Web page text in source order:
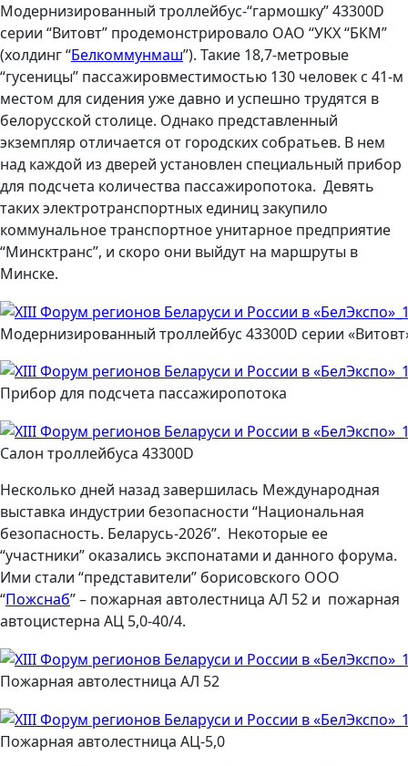
Модернизированный троллейбус-“гармошку” 43300D
серии “Витовт” продемонстрировало ОАО “УКХ “БКМ”
(холдинг “Белкоммунмаш”). Такие 18,7-метровые
“гусеницы” пассажировместимостью 130 человек с 41-м
местом для сидения уже давно и успешно трудятся в
белорусской столице. Однако представленный
экземпляр отличается от городских собратьев. В нем
над каждой из дверей установлен специальный прибор
для подсчета количества пассажиропотока. Девять
таких электротранспортных единиц закупило
коммунальное транспортное унитарное предприятие
“Минсктранс”, и скоро они выйдут на маршруты в
Минске.
Модернизированный троллейбус 43300D серии
Прибор для подсчета пассажиропотока
Салон троллейбуса 43300D
Несколько дней назад завершилась Международная
выставка индустрии безопасности “Национальная
безопасность. Беларусь-2026”. Некоторые ее
“участники” оказались экспонатами и данного форума.
Ими стали “представители” борисовского ООО
“Пожснаб” – пожарная автолестница АЛ 52 и пожарная
автоцистерна АЦ 5,0-40/4.
Пожарная автолестница АЛ 52
Пожарная автолестница АЦ-5,0